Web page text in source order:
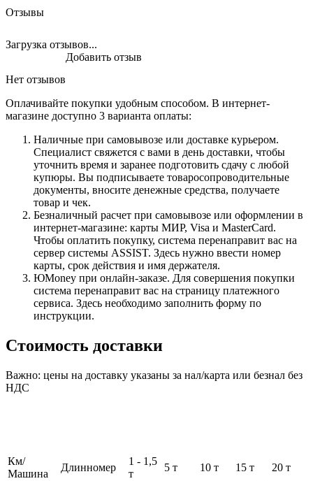
Отзывы
Загрузка отзывов...
Нет отзывов
Добавить отзыв
Оплачивайте покупки удобным способом. В интернет-
магазине доступно 3 варианта оплаты:
Наличные при самовывозе или доставке курьером.
Специалист свяжется с вами в день доставки, чтобы
уточнить время и заранее подготовить сдачу с любой
купюры. Вы подписываете товаросопроводительные
документы, вносите денежные средства, получаете
товар и чек.
Безналичный расчет при самовывозе или оформлении в
интернет-магазине: карты МИР, Visa и MasterCard.
Чтобы оплатить покупку, система перенаправит вас на
сервер системы ASSIST. Здесь нужно ввести номер
карты, срок действия и имя держателя.
ЮMoney при онлайн-заказе. Для совершения покупки
система перенаправит вас на страницу платежного
сервиса. Здесь необходимо заполнить форму по
инструкции.
Стоимость доставки
Важно: цены на доставку указаны за нал/карта или безнал без
НДС
Км/
Машина
Длинномер
1 - 1,5
т
5 т 10 т 15 т 20 т